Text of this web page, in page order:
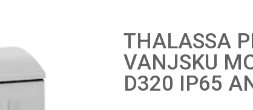
THALASSA
VANJSKU
D320 IP65